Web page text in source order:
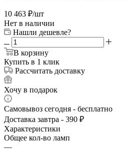
10 463 ₽/шт
Нет в наличии
Нашли дешевле?
В корзину
Купить в 1 клик
Рассчитать доставку
Хочу в подарок
Самовывоз сегодня - бесплатно
Доставка завтра - 390 ₽
Характеристики
Общее кол-во ламп
—